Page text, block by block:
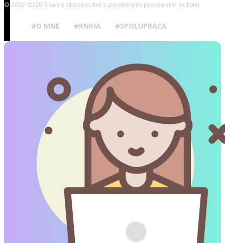
© 2013-2025 Šírenie obsahu iba s písomným povolením autora.
#O MNE #KNIHA #SPOLUPRÁCA